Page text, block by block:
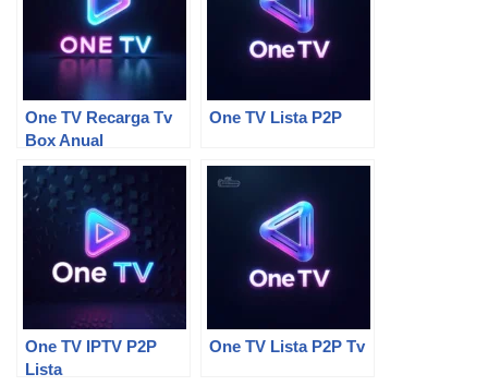
One TV Recarga Tv
Box Anual
One TV Lista P2P
One TV IPTV P2P
Lista
One TV Lista P2P Tv